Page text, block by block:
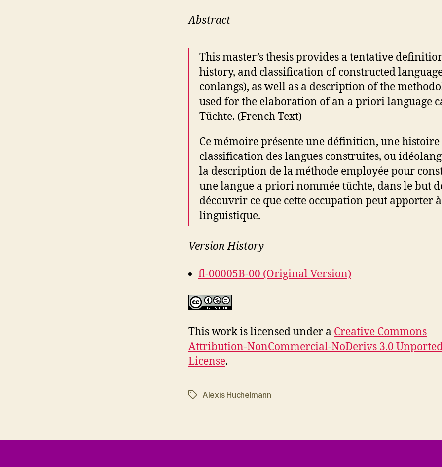
Abstract
This master’s thesis provides a tentative
history, and classification of constructed
conlangs), as well as a description of the
used for the elaboration of an a priori language
Tüchte. (French Text)
Ce mémoire présente une définition, une histoire
classification des langues construites, ou
la description de la méthode employée pour
une langue a priori nommée tüchte, dans le but
découvrir ce que cette occupation peut apporter
linguistique.
Version History
fl-00005B-00 (Original Version)
This work is licensed under a Creative Commons
Attribution-NonCommercial-NoDerivs 3.0
License.
TagsAlexis Huchelmann